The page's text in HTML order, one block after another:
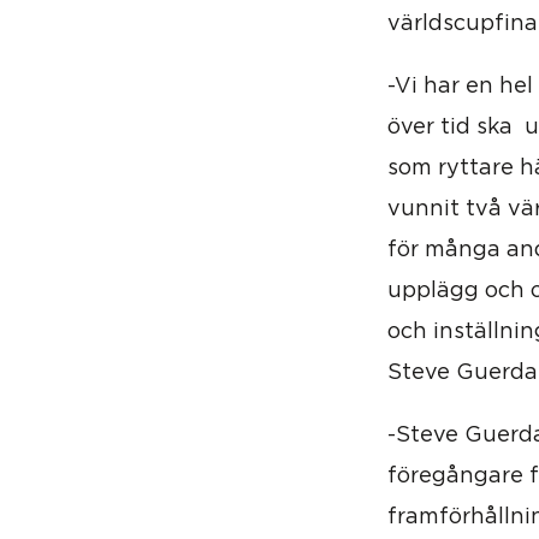
-Vi har en
över tid ska
som ryttare
vunnit två
för många
upplägg och
och
Steve
-Steve
föregångare